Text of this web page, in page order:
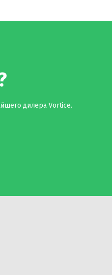
дилера Vortice.